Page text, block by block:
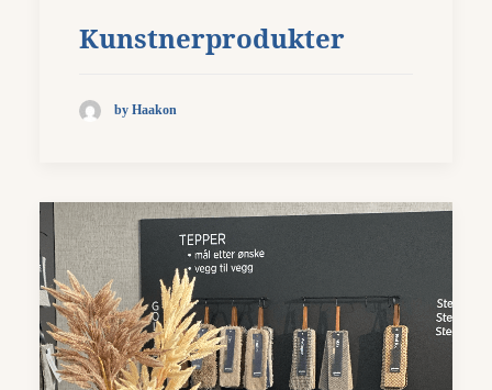
Kunstnerprodukter
by Haakon